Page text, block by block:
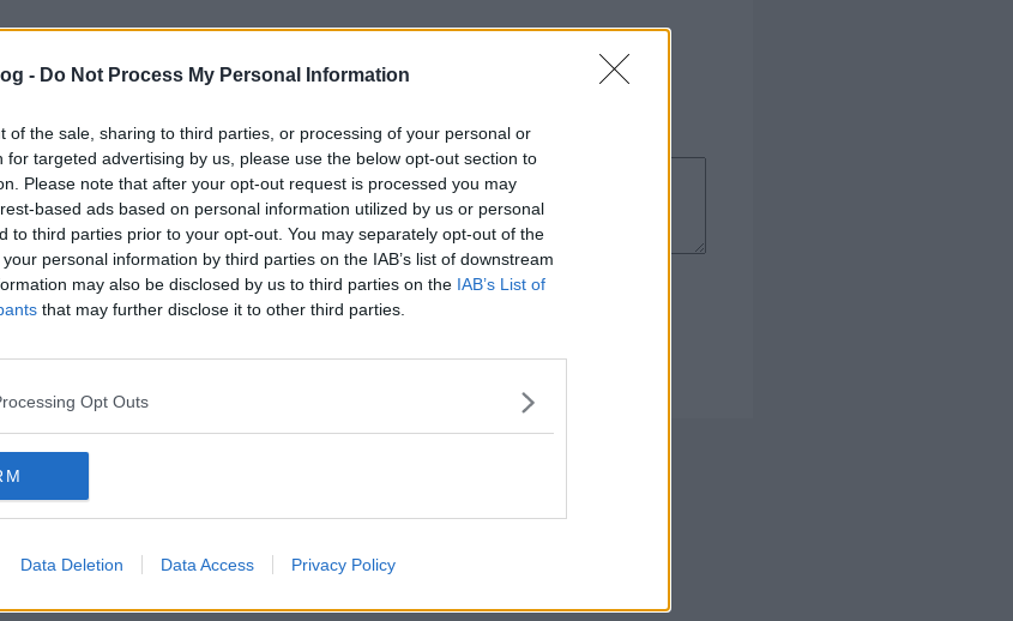
- Do Not Process My Personal Information
of the sale, sharing to third parties, or processing of your personal or
for targeted advertising by us, please use the below opt-out section to
Please note that after your opt-out request is processed you may
based ads based on personal information utilized by us or personal
to third parties prior to your opt-out. You may separately opt-out of the
personal information by third parties on the IAB’s list of downstream
may also be disclosed by us to third parties on the IAB’s List of
that may further disclose it to other third parties.
Opt Outs
Data Deletion Data Access Privacy Policy
skal godkendes før den bliver synlig
Privatlivspolitik - Kontakt - Om os - Copyright © Alletiders Kogebog